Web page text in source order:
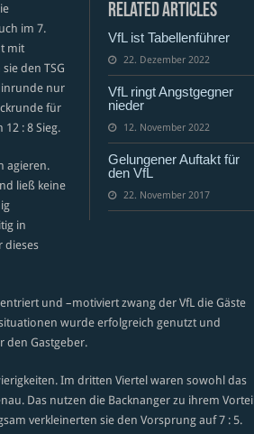
Related Articles
VfL ist Tabellenführer
22. Dezember 2022
VfL ringt Angstgegner
nieder
12. November 2022
Gelungener Auftakt für
den VfL
22. November 2017
im 7.
mit
den TSG
nur
für
: 8 Sieg.
agieren.
ließ keine
in
dieses
und –motiviert zwang der VfL die Gäste
wurde erfolgreich genutzt und
den Gastgeber.
Im dritten Viertel waren sowohl das
Das nutzen die Backnanger zu ihrem Vorteil
verkleinerten sie den Vorsprung auf 7 : 5.